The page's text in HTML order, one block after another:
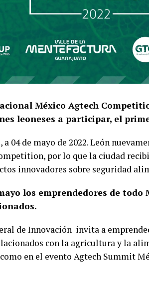
México Agtech
leoneses a participar, el
a 04 de mayo de 2022. León
por lo que la ciudad
innovadores sobre seguridad
los emprendedores de
de Innovación invita a
con la agricultura y la
en el evento Agtech Summit